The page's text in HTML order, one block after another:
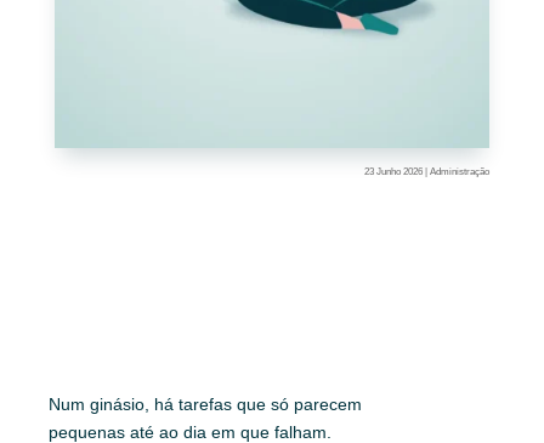
23 Junho 2026 |Administração
Num ginásio, há tarefas que só parecem
pequenas até ao dia em que falham.